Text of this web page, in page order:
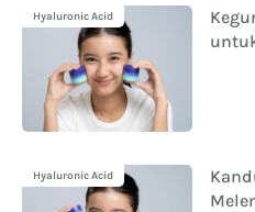
Hyaluronic Acid
Hyaluronic Acid